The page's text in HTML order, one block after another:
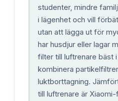
studenter, mindre
i lägenhet och vill
utan att lägga ut för
har husdjur eller lagar
filter till luftrenare bäst
kombinera
luktborttagning.
till luftrenare är